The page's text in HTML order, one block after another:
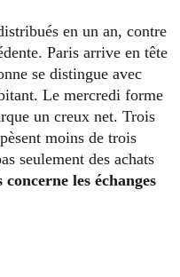
en un an, contre
Paris arrive en tête
se distingue avec
Le mercredi forme
un creux net. Trois
moins de trois
seulement des achats
les échanges